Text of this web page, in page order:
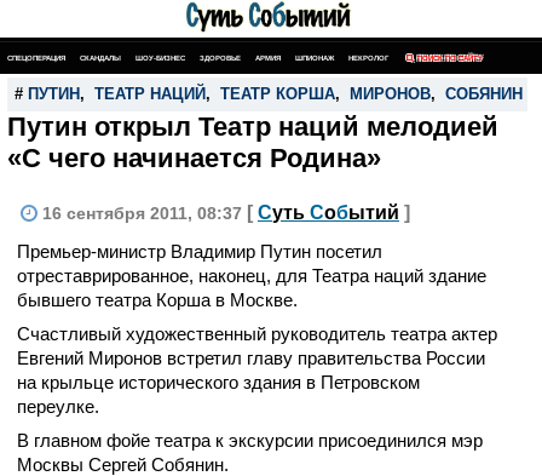
СПЕЦОПЕРАЦИЯ СКАНДАЛЫ ШОУ-БИЗНЕС ЗДОРОВЬЕ АРМИЯ ШПИОНАЖ НЕКРОЛОГ ПОИСК ПО САЙТУ
# ПУТИН , ТЕАТР НАЦИЙ , ТЕАТР КОРША, МИРОНОВ, СОБЯНИН
Путин открыл Театр наций мелодией
«С чего начинается Родина»
16 сентября 2011, 08:37 [ Суть Событий ]
Премьер-министр Владимир Путин посетил
отреставрированное, наконец, для Театра наций здание
бывшего театра Корша в Москве.
Счастливый художественный руководитель театра актер
Евгений Миронов встретил главу правительства России
на крыльце исторического здания в Петровском
переулке.
В главном фойе театра к экскурсии присоединился мэр
Москвы Сергей Собянин.